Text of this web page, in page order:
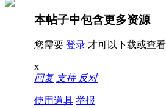
本帖子中包含更多资源
您需要 登录 才可以下载或查
x
回复 支持 反对
使用道具 举报